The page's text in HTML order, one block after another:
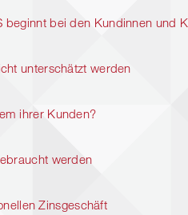
beginnt bei den Kundinnen und
unterschätzt werden
ihrer Kunden?
werden
Zinsgeschäft